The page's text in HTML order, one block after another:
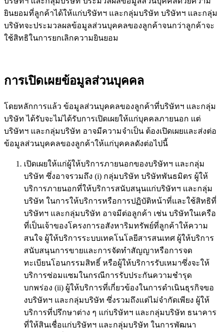
ยินยอมที่ลูกค้าได้ให้แก่บริษัทฯ และกลุ่มบริษัท บริษัทฯ และกลุ่ม
บริษัทจะประมวลผลข้อมูลส่วนบุคคลของลูกค้าจนกว่าลูกค้าจะ
ใช้สิทธิในการยกเลิกความยินยอม
การเปิดเผยข้อมูลส่วนบุคคล
โดยหลักการแล้ว ข้อมูลส่วนบุคคลของลูกค้าที่บริษัทฯ และกลุ่ม
บริษัท ได้รับจะไม่ได้รับการเปิดเผยให้แก่บุคคลภายนอก แต่
บริษัทฯ และกลุ่มบริษัท อาจมีความจำเป็น ต้องเปิดเผยและส่งต่อ
ข้อมูลส่วนบุคคลของลูกค้าให้แก่บุคคลดังต่อไปนี้
เปิดเผยให้แก่ผู้ให้บริการภายนอกของบริษัทฯ และกลุ่ม
บริษัท ซึ่งอาจรวมถึง (i) กลุ่มบริษัท บริษัทพันธมิตร ผู้ให้
บริการภายนอกที่ให้บริการสนับสนุนแก่บริษัทฯ และกลุ่ม
บริษัท ในการให้บริการหรือการปฏิบัติหน้าที่และใช้สิทธิที่
บริษัทฯ และกลุ่มบริษัท อาจมีต่อลูกค้า เช่น บริษัทในเครือ
ที่เป็นเจ้าของโครงการอสังหาริมทรัพย์ที่ลูกค้าให้ความ
สนใจ ผู้ให้บริการระบบเทคโนโลยีสารสนเทศ ผู้ให้บริการ
สนับสนุนการขายและการจัดทำสัญญาหรือการจด
ทะเบียนโอนกรรมสิทธิ์ หรือผู้ให้บริการรับเหมาซึ่งจะให้
บริการซ่อมแซมในกรณีการรับประกันความชำรุด
บกพร่อง (ii) ผู้ให้บริการที่เกี่ยวข้องในการดำเนินธุรกิจขอ
งบริษัทฯ และกลุ่มบริษัท ซึ่งรวมถึงแต่ไม่จำกัดเพียง ผู้ให้
บริการที่ปรึกษาต่าง ๆ แก่บริษัทฯ และกลุ่มบริษัท ธนาคาร
ที่ให้สินเชื่อแก่บริษัทฯ และกลุ่มบริษัท ในการพัฒนา